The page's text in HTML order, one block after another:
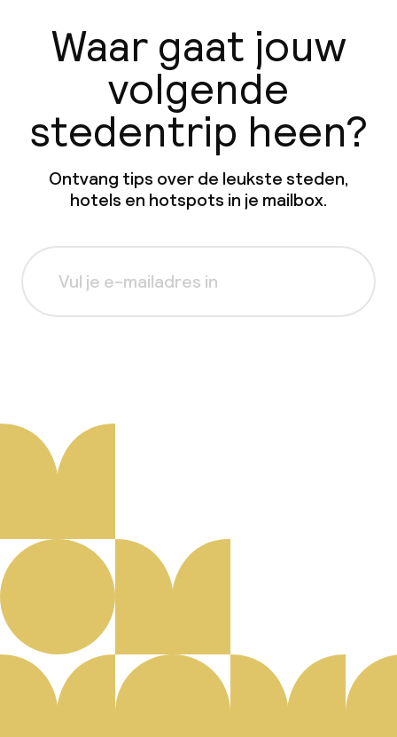
Waar gaat jouw
volgende
stedentrip heen?
Ontvang tips over de leukste steden,
hotels en hotspots in je mailbox.